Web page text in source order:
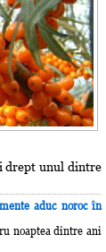
drept unul dintre
aduc noroc în
noaptea dintre ani